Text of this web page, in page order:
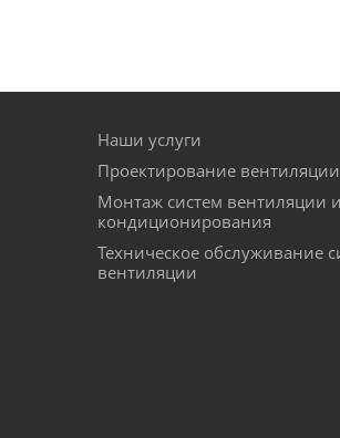
Наши услуги
Проектирование вентиляции
Монтаж систем вентиляции и
кондиционирования
Техническое обслуживание
вентиляции